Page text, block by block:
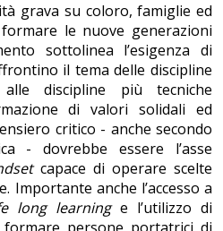
grava su coloro, famiglie ed
le nuove generazioni
sottolinea l’esigenza di
il tema delle discipline
discipline più tecniche
di valori solidali ed
critico - anche secondo
- dovrebbe essere l’asse
capace di operare scelte
Importante anche l’accesso a
long learninge l’utilizzo di